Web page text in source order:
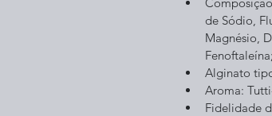
de Sódio,
Magnésio,
Fenoftaleína;
Alginato
Aroma:
Fidelidade